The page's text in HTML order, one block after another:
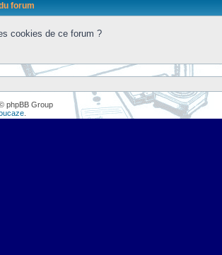
forum
cookies de ce forum ?
phpBB Group
.